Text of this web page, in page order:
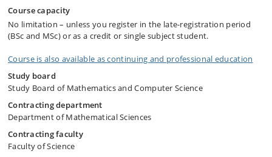
Course capacity
No limitation – unless you register in the late-registration period
(BSc and MSc) or as a credit or single subject student.
Course is also available as continuing and professional education
Study board
Study Board of Mathematics and Computer Science
Contracting department
Department of Mathematical Sciences
Contracting faculty
Faculty of Science